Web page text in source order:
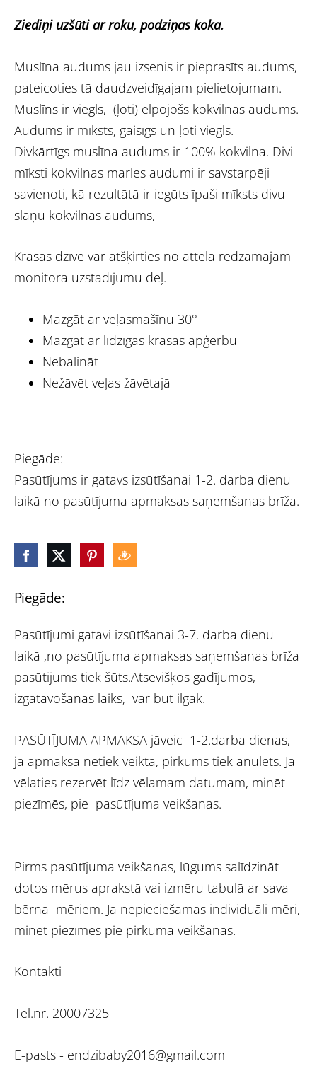
Piegāde:
Pasūtījumi gatavi izsūtīšanai 3-7. darba dienu
laikā ,no pasūtījuma apmaksas saņemšanas brīža
pasūtijums tiek šūts.Atsevišķos gadījumos,
izgatavošanas laiks, var būt ilgāk.
PASŪTĪJUMA APMAKSA jāveic 1-2.darba dienas,
ja apmaksa netiek veikta, pirkums tiek anulēts. Ja
vēlaties rezervēt līdz vēlamam datumam, minēt
piezīmēs, pie pasūtījuma veikšanas.
Pirms pasūtījuma veikšanas, lūgums salīdzināt
dotos mērus aprakstā vai izmēru tabulā ar sava
bērna mēriem. Ja nepieciešamas individuāli mēri,
minēt piezīmes pie pirkuma veikšanas.
Kontakti
Tel.nr. 20007325
E-pasts - endzibaby2016@gmail.com
Ziediņi uzšūti ar roku, podziņas koka.
Muslīna audums jau izsenis ir pieprasīts audums,
pateicoties tā daudzveidīgajam pielietojumam.
Muslīns ir viegls, (ļoti) elpojošs kokvilnas audums.
Audums ir mīksts, gaisīgs un ļoti viegls.
Divkārtīgs muslīna audums ir 100% kokvilna. Divi
mīksti kokvilnas marles audumi ir savstarpēji
savienoti, kā rezultātā ir iegūts īpaši mīksts divu
slāņu kokvilnas audums,
Krāsas dzīvē var atšķirties no attēlā redzamajām
monitora uzstādījumu dēļ.
Mazgāt ar veļasmašīnu 30°
Mazgāt ar līdzīgas krāsas apģērbu
Nebalināt
Nežāvēt veļas žāvētajā
Piegāde:
Pasūtījums ir gatavs izsūtīšanai 1-2. darba dienu
laikā no pasūtījuma apmaksas saņemšanas brīža.